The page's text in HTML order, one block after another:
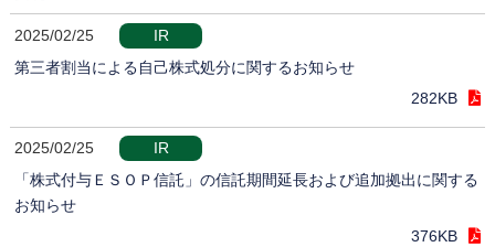
2025/02/25
IR
第三者割当による自己株式処分に関するお知らせ
282KB
2025/02/25
IR
「株式付与ＥＳＯＰ信託」の信託期間延長および追加拠出に関する
お知らせ
376KB